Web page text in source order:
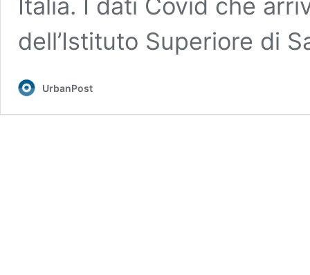
Italia. I dati Covid che
dell’Istituto Superiore di
UrbanPost